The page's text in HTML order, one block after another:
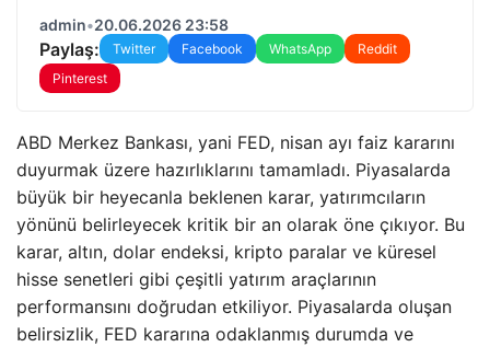
admin•20.06.2026 23:58
Paylaş: Twitter Facebook WhatsApp
Reddit
Pinterest
ABD Merkez Bankası, yani FED, nisan ayı faiz kararını
duyurmak üzere hazırlıklarını tamamladı. Piyasalarda
büyük bir heyecanla beklenen karar, yatırımcıların
yönünü belirleyecek kritik bir an olarak öne çıkıyor. Bu
karar, altın, dolar endeksi, kripto paralar ve küresel
hisse senetleri gibi çeşitli yatırım araçlarının
performansını doğrudan etkiliyor. Piyasalarda oluşan
belirsizlik, FED kararına odaklanmış durumda ve